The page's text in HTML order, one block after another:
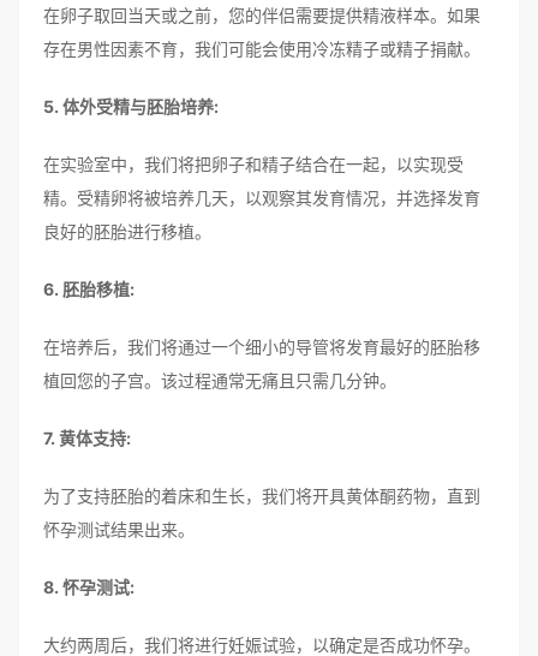
在卵子取回当天或之前，您的伴侣需要提供精液样本。如果
存在男性因素不育，我们可能会使用冷冻精子或精子捐献。
5. 体外受精与胚胎培养:
在实验室中，我们将把卵子和精子结合在一起，以实现受
精。受精卵将被培养几天，以观察其发育情况，并选择发育
良好的胚胎进行移植。
6. 胚胎移植:
在培养后，我们将通过一个细小的导管将发育最好的胚胎移
植回您的子宫。该过程通常无痛且只需几分钟。
7. 黄体支持:
为了支持胚胎的着床和生长，我们将开具黄体酮药物，直到
怀孕测试结果出来。
8. 怀孕测试:
大约两周后，我们将进行妊娠试验，以确定是否成功怀孕。